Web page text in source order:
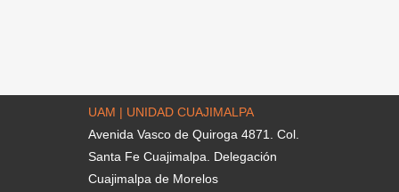
UAM | UNIDAD CUAJIMALPA
Avenida Vasco de Quiroga 4871. Col.
Santa Fe Cuajimalpa. Delegación
Cuajimalpa de Morelos